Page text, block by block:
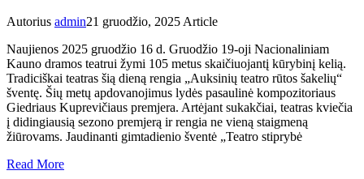
Autorius admin21 gruodžio, 2025 Article
Naujienos 2025 gruodžio 16 d. Gruodžio 19-oji Nacionaliniam
Kauno dramos teatrui žymi 105 metus skaičiuojantį kūrybinį kelią.
Tradiciškai teatras šią dieną rengia „Auksinių teatro rūtos šakelių“
šventę. Šių metų apdovanojimus lydės pasaulinė kompozitoriaus
Giedriaus Kuprevičiaus premjera. Artėjant sukakčiai, teatras kviečia
į didingiausią sezono premjerą ir rengia ne vieną staigmeną
žiūrovams. Jaudinanti gimtadienio šventė „Teatro stiprybė
Read More